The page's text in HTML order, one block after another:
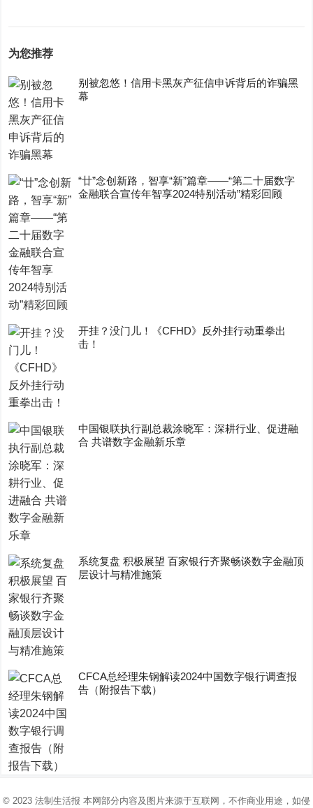
为您推荐
别被忽悠！信用卡黑灰产征信申诉背后的诈骗黑
幕
“廿”念创新路，智享“新”篇章——“第二十届数字
金融联合宣传年智享2024特别活动”精彩回顾
开挂？没门儿！《CFHD》反外挂行动重拳出
击！
中国银联执行副总裁涂晓军：深耕行业、促进融
合 共谱数字金融新乐章
系统复盘 积极展望 百家银行齐聚畅谈数字金融顶
层设计与精准施策
CFCA总经理朱钢解读2024中国数字银行调查报
告（附报告下载）
© 2023 法制生活报 本网部分内容及图片来源于互联网，不作商业用途，如侵